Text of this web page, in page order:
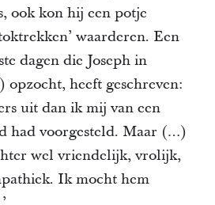
ook kon hij een potje
waarderen. Een
dagen die Joseph in
heeft geschreven:
uit dan ik mij van een
had voorgesteld. Maar (…)
wel vriendelijk, vrolijk,
Ik mocht hem